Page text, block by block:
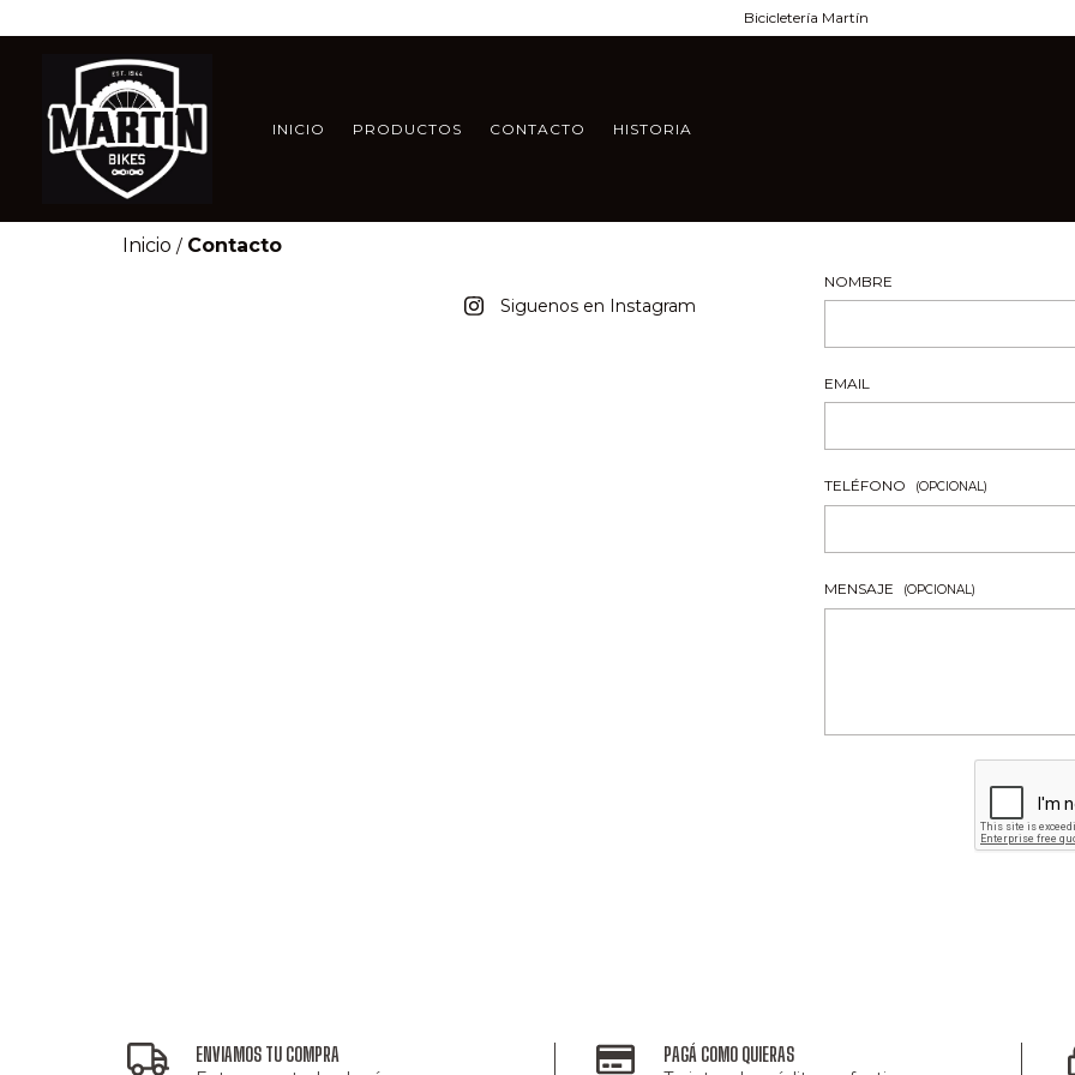
Bicicletería Martín
INICIO PRODUCTOS CONTACTO HISTORIA
Inicio / Contacto
Siguenos en Instagram
NOMBRE
EMAIL
TELÉFONO (OPCIONAL)
MENSAJE (OPCIONAL)
ENVIAMOS TU COMPRA PAGÁ COMO QUIERAS